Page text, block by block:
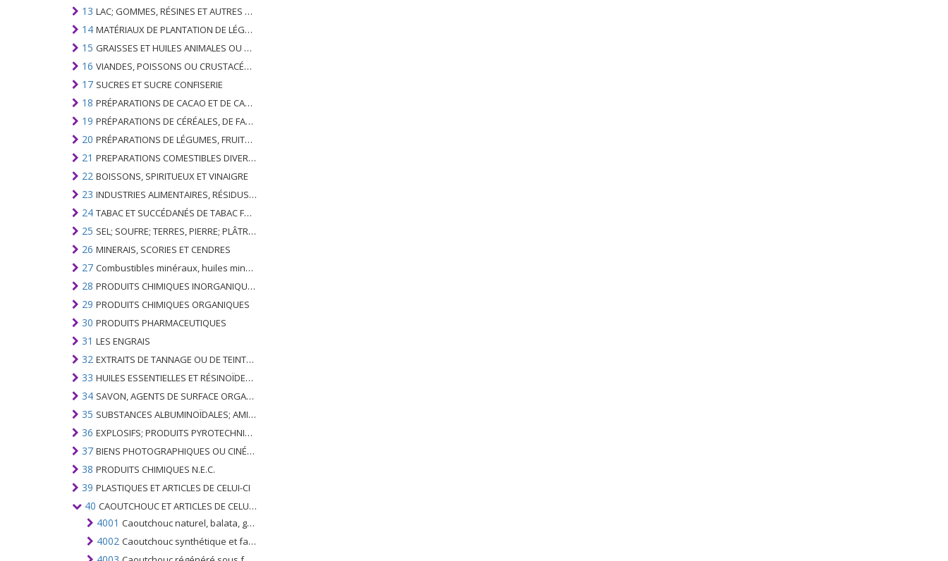
13 LAC; GOMMES, RÉSINES ET AUTRES SUCS ET EXTRAITS VÉGÉTAUX
14 MATÉRIAUX DE PLANTATION DE LÉGUMES; PRODUITS VÉGÉTAUX NON DÉNOMMÉS NI COMPRIS AILLEURS
15 GRAISSES ET HUILES ANIMALES OU VÉGÉTALES ET LEURS PRODUITS DE CLIVAGE; GRAISSES ANIMALES PRÉPARÉES; CIRES ANIMALES OU VÉGÉTALES
16 VIANDES, POISSONS OU CRUSTACÉS, MOLLUSQUES OU AUTRES INVERTÉBRÉS AQUATIQUES; PRÉPARATIONS DE CELLES-CI
17 SUCRES ET SUCRE CONFISERIE
18 PRÉPARATIONS DE CACAO ET DE CACAO
19 PRÉPARATIONS DE CÉRÉALES, DE FARINES, D'AMIDONS OU DE LAIT; PRODUITS DE PATISSERIE
20 PRÉPARATIONS DE LÉGUMES, FRUITS, NOIX OU AUTRES PARTIES DE PLANTES
21 PREPARATIONS COMESTIBLES DIVERSES
22 BOISSONS, SPIRITUEUX ET VINAIGRE
23 INDUSTRIES ALIMENTAIRES, RÉSIDUS ET DÉCHETS DE CELLES-CI; FOURRAGE ANIMAL PRÉPARÉ
24 TABAC ET SUCCÉDANÉS DE TABAC FABRIQUÉS
25 SEL; SOUFRE; TERRES, PIERRE; PLÂTRES, CHAUX ET CIMENT
26 MINERAIS, SCORIES ET CENDRES
27 Combustibles minéraux, huiles minérales et produits de leur distillation; SUBSTANCES BITUMINEUSES; CIRES MINÉRALES
28 PRODUITS CHIMIQUES INORGANIQUES; COMPOSÉS ORGANIQUES ET INORGANIQUES DE MÉTAUX PRÉCIEUX; DE MÉTAUX DES TERRES RARES, D'ÉLÉMENTS RADIOACTIFS ET D'ISOTOPES
29 PRODUITS CHIMIQUES ORGANIQUES
30 PRODUITS PHARMACEUTIQUES
31 LES ENGRAIS
32 EXTRAITS DE TANNAGE OU DE TEINTURE; TANINS ET LEURS DERIVES; COLORANTS, PIGMENTS ET AUTRES MATIERES COLORANTES; PEINTURES, VERNIS; MASTIC, AUTRES MASTIQUES; ENCRES
33 HUILES ESSENTIELLES ET RÉSINOÏDES; PARFUMERIE, PRÉPARATIONS COSMÉTIQUES OU DE TOILETTE
34 SAVON, AGENTS DE SURFACE ORGANIQUES; LAVAGE, LUBRIFICATION, POLISSAGE OU PRÉPARATION À L'ÉPURATION; CIRES ARTIFICIELLES OU PRÉPARÉES, BOUGIES ET ARTICLES SIMILAIRES, PÂTES À MODÉLISER, CIRES DENTAIRES ET PRÉPARATIONS DENTAIRES À BASE DE PLÂTRE
35 SUBSTANCES ALBUMINOÏDALES; AMIDONS MODIFIÉS; GLUES; ENZYMES
36 EXPLOSIFS; PRODUITS PYROTECHNIQUES; ALLUMETTES; ALLIAGES PYROPHORIQUES; CERTAINES PRÉPARATIONS COMBUSTIBLES
37 BIENS PHOTOGRAPHIQUES OU CINÉMATOGRAPHIQUES
38 PRODUITS CHIMIQUES N.E.C.
39 PLASTIQUES ET ARTICLES DE CELUI-CI
40 CAOUTCHOUC ET ARTICLES DE CELUI-CI
4001 Caoutchouc naturel, balata, gutta-percha, guayule, chicle et gommes similaires; sous formes primaires ou en plaques, feuilles ou bandes
4002 Caoutchouc synthétique et factice pour caoutchouc dérivé des huiles, sous formes primaires ou en plaques, feuilles ou bandes; mélanges du n ° 4001 et 4002, sous formes primaires ou en plaques, feuilles ou bandes